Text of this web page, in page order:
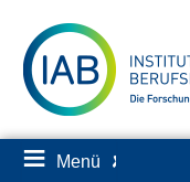
zum
Inhalt
≡ Menü ✘